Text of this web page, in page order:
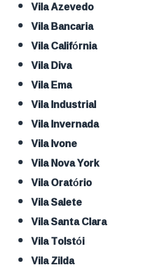
Vila Azevedo
Vila Bancaria
Vila Califórnia
Vila Diva
Vila Ema
Vila Industrial
Vila Invernada
Vila Ivone
Vila Nova York
Vila Oratório
Vila Salete
Vila Santa Clara
Vila Tolstói
Vila Zilda